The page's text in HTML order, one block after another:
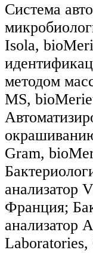
Система
Isola,
методом
MS,
Gram,
анализатор
Франция;
анализатор